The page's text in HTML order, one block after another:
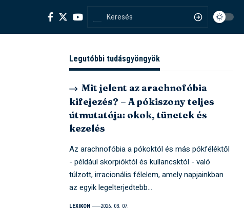
Legutóbbi tudásgyöngyök
Mit jelent az arachnofóbia
kifejezés? – A pókiszony teljes
útmutatója: okok, tünetek és
kezelés
Az arachnofóbia a pókoktól és más pókféléktől
- például skorpióktól és kullancsktól - való
túlzott, irracionális félelem, amely napjainkban
az egyik legelterjedtebb…
LEXIKON 2026. 03. 07.